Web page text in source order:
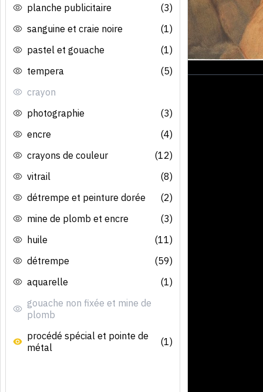
planche publicitaire
(3)
sanguine et craie noire
(1)
pastel et gouache
(1)
tempera
(5)
crayon
photographie
(3)
encre
(4)
crayons de couleur
(12)
vitrail
(8)
détrempe et peinture dorée
(2)
mine de plomb et encre
(3)
huile
(11)
détrempe
(59)
aquarelle
(1)
gouache non fixée et mine de
plomb
procédé spécial et pointe de
métal
(1)